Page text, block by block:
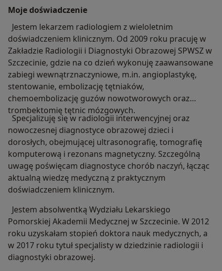
Moje doświadczenie
Jestem lekarzem radiologiem z wieloletnim
doświadczeniem klinicznym. Od 2009 roku pracuję w
Zakładzie Radiologii i Diagnostyki Obrazowej SPWSZ w
Szczecinie, gdzie na co dzień wykonuję zaawansowane
zabiegi wewnątrznaczyniowe, m.in. angioplastykę,
stentowanie, embolizację tętniaków,
chemoembolizację guzów nowotworowych oraz
trombektomię tętnic mózgowych.
Specjalizuję się w radiologii interwencyjnej oraz
nowoczesnej diagnostyce obrazowej dzieci i
dorosłych, obejmującej ultrasonografię, tomografię
komputerową i rezonans magnetyczny. Szczególną
uwagę poświęcam diagnostyce chorób naczyń, łącząc
aktualną wiedzę medyczną z praktycznym
doświadczeniem klinicznym.
Jestem absolwentką Wydziału Lekarskiego
Pomorskiej Akademii Medycznej w Szczecinie. W 2012
roku uzyskałam stopień doktora nauk medycznych, a
w 2017 roku tytuł specjalisty w dziedzinie radiologii i
diagnostyki obrazowej.